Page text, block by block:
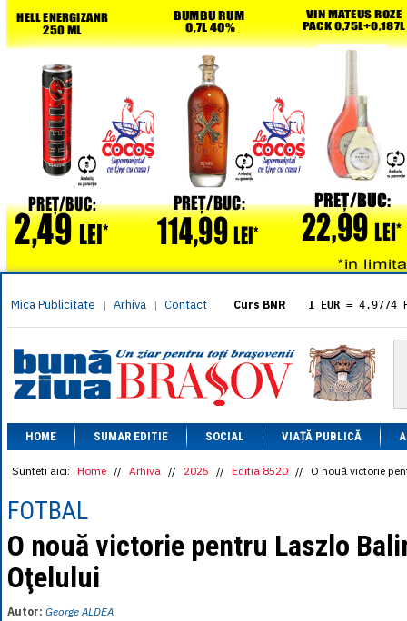
Mica Publicitate | Arhiva | Contact Curs BNR 1 EUR = 4.9774
= 5.8304
1 XAU= 464.4611
1 AED= 1.1933
1 AUD= 2.7957
1 BGN= 2.5449
1 CAD= 3.1559
1 CHF= 5.2813
1 CNY= 0.6015
1 HUF
= 1.2223
1 INR= 0.0513
HOME SUMAR EDITIE SOCIAL VIAȚĂ PUBLICĂ
Sunteti aici: Home // Arhiva // 2025 // Editia 8520 // O nouă victorie
FOTBAL
O nouă victorie pentru Laszlo
Oţelului
Autor: George ALDEA